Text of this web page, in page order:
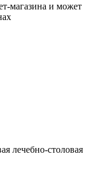
магазина и может
лечебно-столовая